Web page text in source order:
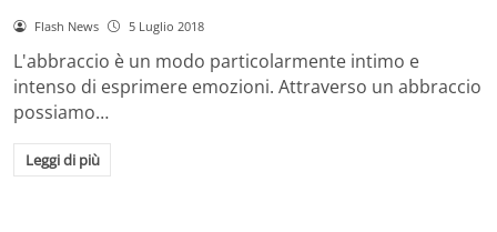
Flash News 5 Luglio 2018
L'abbraccio è un modo particolarmente intimo e
intenso di esprimere emozioni. Attraverso un abbraccio
possiamo…
Leggi di più